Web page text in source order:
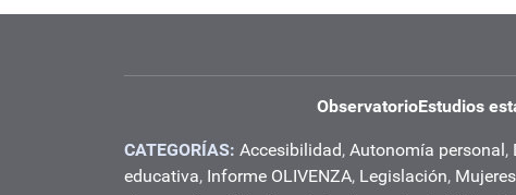
ObservatorioEstudios
CATEGORÍAS: Accesibilidad, Autonomía personal ,
educativa, Informe OLIVENZA, Legislación,